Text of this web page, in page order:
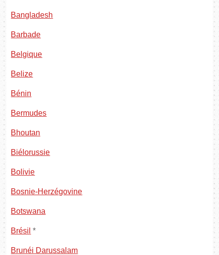
Bangladesh
Barbade
Belgique
Belize
Bénin
Bermudes
Bhoutan
Biélorussie
Bolivie
Bosnie-Herzégovine
Botswana
Brésil *
Brunéi Darussalam